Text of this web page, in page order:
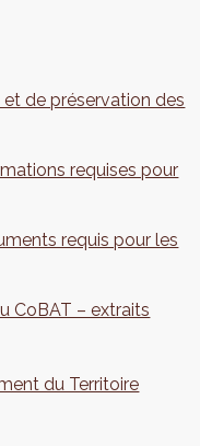
de préservation des
requises pour
requis pour les
CoBAT – extraits
du Territoire